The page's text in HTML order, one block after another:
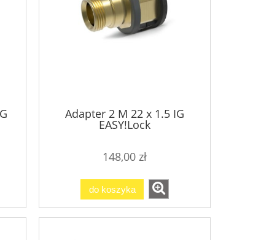
Adapter 2 M 22 x 1.5 IG
EASY!Lock
148,00 zł
do koszyka